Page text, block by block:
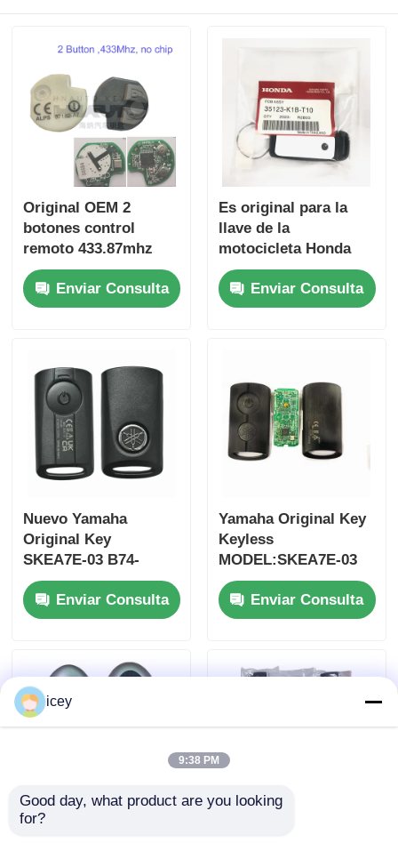
Original OEM 2
botones control
remoto 433.87mhz
FSK para Su-zuki
Jim-ny 2005-2017 Sin
chip 37182-A7 Solo
Enviar Consulta
Es original para la
llave de la
motocicleta Honda
PN: 35123-K1B-T10
tres botones
FSK433.92MHz
Enviar Consulta
Nuevo Yamaha
Original Key
SKEA7E-03 B74-
H6261-02 662F-
SKEA7D03
Enviar Consulta
Yamaha Original Key
Keyless
MODEL:SKEA7E-03
Para Yamaha llave
inteligente de control
remoto B74-H6261-
Enviar Consulta
icey
9:38 PM
Good day, what product are you looking
for?